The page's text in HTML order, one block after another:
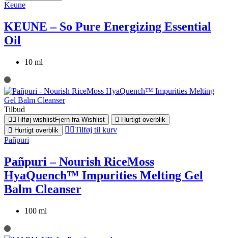
Keune
KEUNE – So Pure Energizing Essential
Oil
10 ml
Tilbud
Tilføj wishlistFjern fra Wishlist
Hurtigt overblik
Hurtigt overblik
Tilføj til kurv
Pañpuri
Pañpuri – Nourish RiceMoss
HyaQuench™ Impurities Melting Gel
Balm Cleanser
100 ml